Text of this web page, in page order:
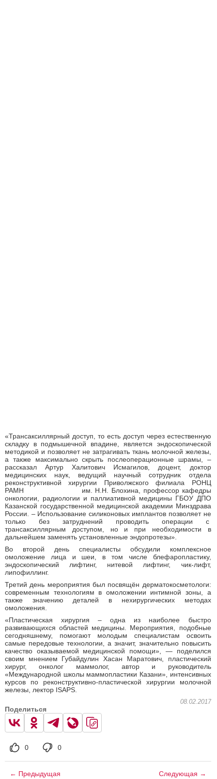
«Трансаксиллярный доступ, то есть доступ через естественную
складку в подмышечной впадине, является эндоскопической
методикой и позволяет не затрагивать ткань молочной железы,
а также максимально скрыть послеоперационные шрамы, –
рассказал Артур Халитович Исмагилов, доцент, доктор
медицинских наук, ведущий научный сотрудник отдела
реконструктивной хирургии Приволжского филиала РОНЦ
РАМН им. Н.Н. Блохина, профессор кафедры
онкологии, радиологии и паллиативной медицины ГБОУ ДПО
Казанской государственной медицинской академии Минздрава
России. – Использование силиконовых имплантов позволяет не
только без затруднений проводить операции с
трансаксиллярным доступом, но и при необходимости в
дальнейшем заменять установленные эндопротезы».
Во второй день специалисты обсудили комплексное
омоложение лица и шеи, в том числе блефаропластику,
эндоскопический лифтинг, нитевой лифтинг, чик-лифт,
липофиллинг.
Третий день мероприятия был посвящён дерматокосметологи:
современным технологиям в омоложении интимной зоны, а
также значению деталей в нехирургических методах
омоложения.
«Пластическая хирургия – одна из наиболее быстро
развивающихся областей медицины. Мероприятия, подобные
сегодняшнему, помогают молодым специалистам освоить
самые передовые технологии, а значит, значительно повысить
качество оказываемой медицинской помощи», — поделился
своим мнением Губайдулин Хасан Маратович, пластический
хирург, онколог маммолог, автор и руководитель
«Международной школы маммопластики Казани», интенсивных
курсов по реконструктивно-пластической хирургии молочной
железы, лектор ISAPS.
08.02.2017
Поделиться
0 0
← Предыдущая Следующая →